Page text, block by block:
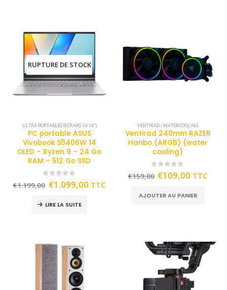
RUPTURE DE STOCK
ULTRA PORTABLES (ECRANS 10-14")
PC portable ASUS
Vivobook S5406W 14
OLED – Ryzen 9 – 24 Go
RAM – 512 Go SSD
out of 5
€1.199,00 €1.099,00 TTC
LIRE LA SUITE
VENTIRAD / WATERCOOLING
Ventirad 240mm RAZER
Hanbo (ARGB) (water
cooling)
out of 5
€159,00 €109,00 TTC
AJOUTER AU PANIER